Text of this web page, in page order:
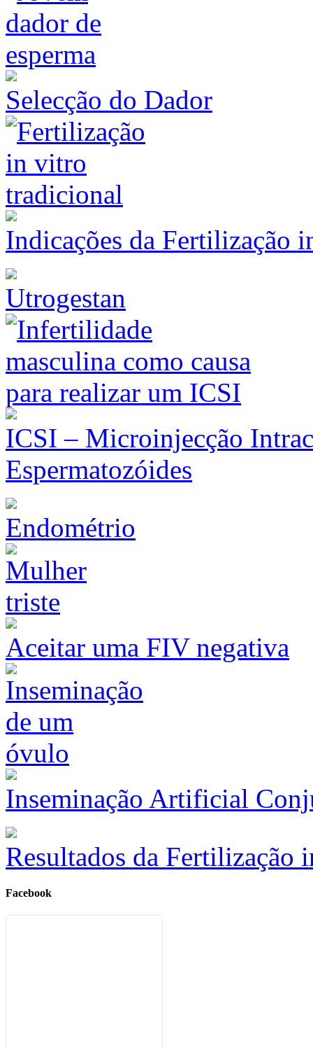
Selecção do Dador
Indicações da Fertilização
Utrogestan
ICSI – Microinjecção
Espermatozóides
Endométrio
Aceitar uma FIV negativa
Inseminação Artificial
Resultados da Fertilização
Facebook